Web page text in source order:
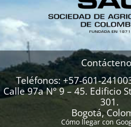
Teléfonos: +57-601-
Calle 97a N° 9 – 45. Edificio
301.
Bogotá,
Cómo llegar con